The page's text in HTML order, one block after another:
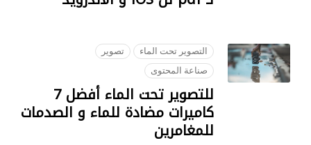
التصوير تحت الماء
تصوير
صناعة المحتوى
للتصوير تحت الماء أفضل 7
كاميرات مضادة للماء و الصدمات
للمغامرين